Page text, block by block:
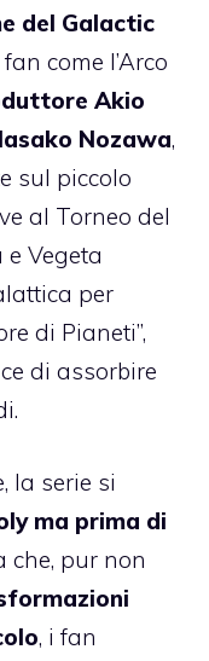
del Galactic
come l’Arco
Akio
Nozawa,
sul piccolo
al Torneo del
Vegeta
per
di Pianeti”,
di assorbire
la serie si
ma prima di
che, pur non
, i fan